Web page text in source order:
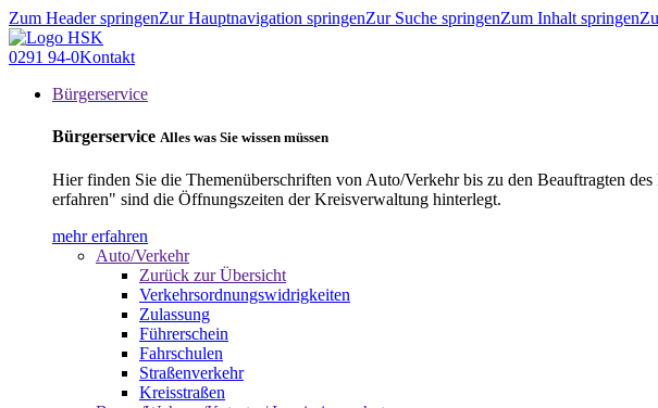
Zum Header springenZur Hauptnavigation springenZur Suche springenZum Inhalt springen
0291 94-0Kontakt
Bürgerservice
Bürgerservice Alles was Sie wissen müssen
Hier finden Sie die Themenüberschriften von Auto/Verkehr bis zu den Beauftragten
erfahren" sind die Öffnungszeiten der Kreisverwaltung hinterlegt.
mehr erfahren
Auto/Verkehr
Zurück zur Übersicht
Verkehrsordnungswidrigkeiten
Zulassung
Führerschein
Fahrschulen
Straßenverkehr
Kreisstraßen